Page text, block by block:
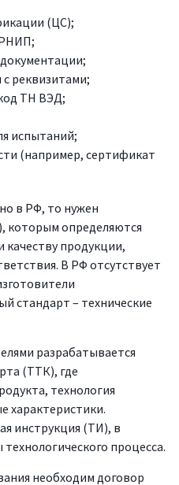
(ЦС);
реквизитами;
ТН ВЭД;
испытаний;
(например, сертификат
в РФ, то нужен
которым определяются
качеству продукции,
В РФ отсутствует
стандарт – технические
разрабатывается
(ТТК), где
технология
характеристики.
инструкция (ТИ), в
процесса.
необходим договор